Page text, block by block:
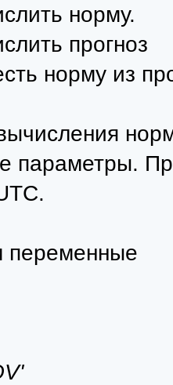
норму.
прогноз
норму из
параметры.
переменные